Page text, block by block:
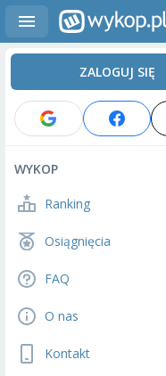
ZALOGUJ SIĘ
WYKOP
Ranking
Osiągnięcia
FAQ
O nas
Kontakt